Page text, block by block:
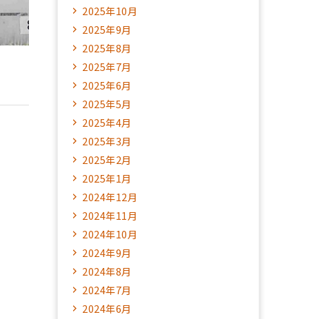
2025年10月
2025年9月
2025年8月
2025年7月
2025年6月
2025年5月
2025年4月
2025年3月
2025年2月
2025年1月
2024年12月
2024年11月
2024年10月
2024年9月
2024年8月
2024年7月
2024年6月